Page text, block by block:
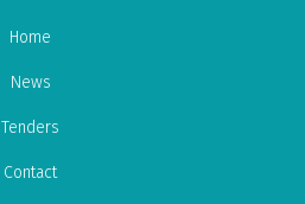
Home
News
Tenders
Contact